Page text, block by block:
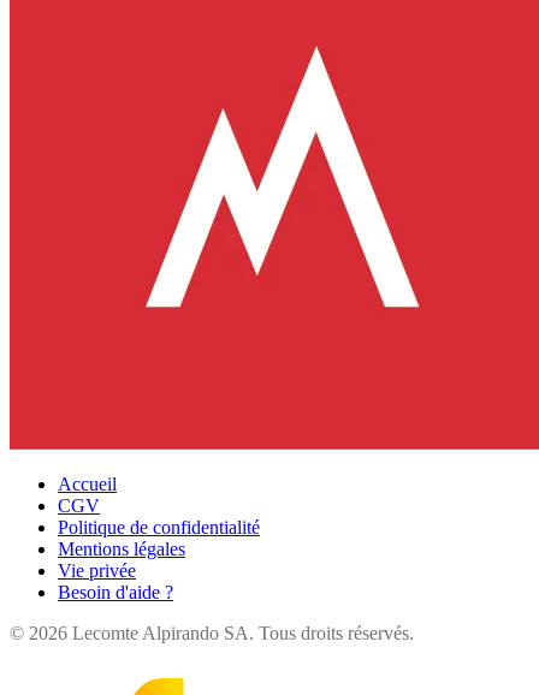
Accueil
CGV
Politique de confidentialité
Mentions légales
Vie privée
Besoin d'aide ?
© 2026 Lecomte Alpirando SA. Tous droits réservés.